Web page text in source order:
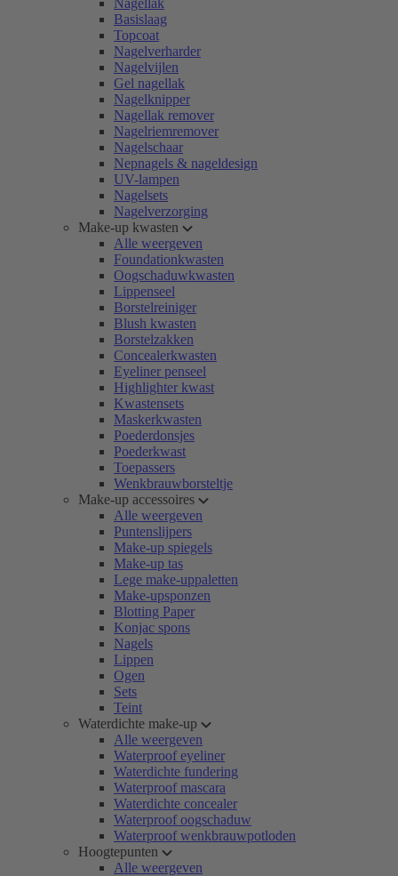
Nagellak
Basislaag
Topcoat
Nagelverharder
Nagelvijlen
Gel nagellak
Nagelknipper
Nagellak remover
Nagelriemremover
Nagelschaar
Nepnagels & nageldesign
UV-lampen
Nagelsets
Nagelverzorging
Make-up kwasten
Alle weergeven
Foundationkwasten
Oogschaduwkwasten
Lippenseel
Borstelreiniger
Blush kwasten
Borstelzakken
Concealerkwasten
Eyeliner penseel
Highlighter kwast
Kwastensets
Maskerkwasten
Poederdonsjes
Poederkwast
Toepassers
Wenkbrauwborsteltje
Make-up accessoires
Alle weergeven
Puntenslijpers
Make-up spiegels
Make-up tas
Lege make-uppaletten
Make-upsponzen
Blotting Paper
Konjac spons
Nagels
Lippen
Ogen
Sets
Teint
Waterdichte make-up
Alle weergeven
Waterproof eyeliner
Waterdichte fundering
Waterproof mascara
Waterdichte concealer
Waterproof oogschaduw
Waterproof wenkbrauwpotloden
Hoogtepunten
Alle weergeven